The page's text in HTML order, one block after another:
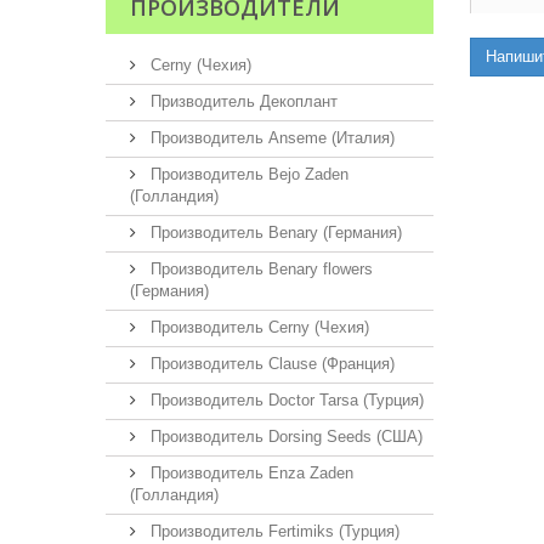
ПРОИЗВОДИТЕЛИ
Cerny (Чехия)
Призводитель Декоплант
Производитель Anseme (Италия)
Производитель Bejo Zaden
(Голландия)
Производитель Benary (Германия)
Производитель Benary flowers
(Германия)
Производитель Cerny (Чехия)
Производитель Clause (Франция)
Производитель Doctor Tarsa (Турция)
Производитель Dorsing Seeds (США)
Производитель Enza Zaden
(Голландия)
Производитель Fertimiks (Турция)